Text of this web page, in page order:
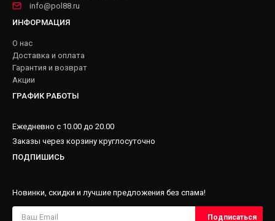
info@pol88.ru
ИНФОРМАЦИЯ
О нас
Доставка и оплата
Гарантия и возврат
Акции
ГРАФИК РАБОТЫ
Ежедневно с 10.00 до 20.00
Заказы через корзину круглосуточно
ПОДПИШИСЬ
Новинки, скидки и лучшие предложения без спама!